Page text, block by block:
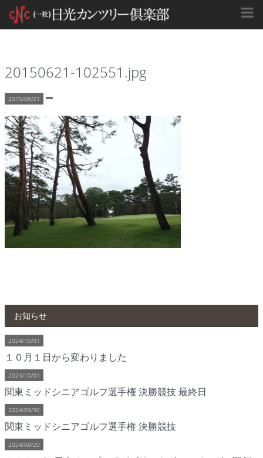
20150621-102551.jpg
2015/06/21
お知らせ
2024/10/01
１０月１日から変わりました
2024/10/01
関東ミッドシニアゴルフ選手権 決勝競技 最終日
2024/09/30
関東ミッドシニアゴルフ選手権 決勝競技
2024/09/20